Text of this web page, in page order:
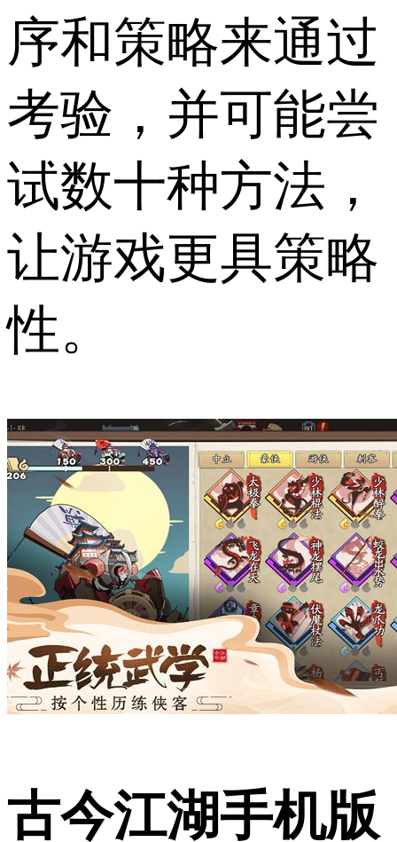
序和策略来通过
考验，并可能尝
试数十种方法，
让游戏更具策略
性。
古今江湖手机版